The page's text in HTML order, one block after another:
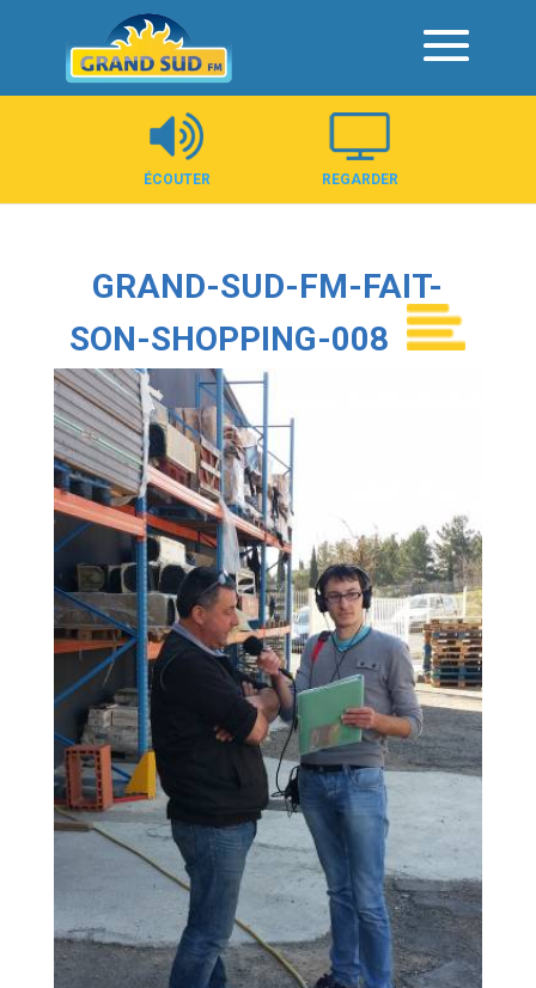
Panneau de gestion des cookies
ÉCOUTER REGARDER
GRAND-SUD-FM-FAIT-
SON-SHOPPING-008